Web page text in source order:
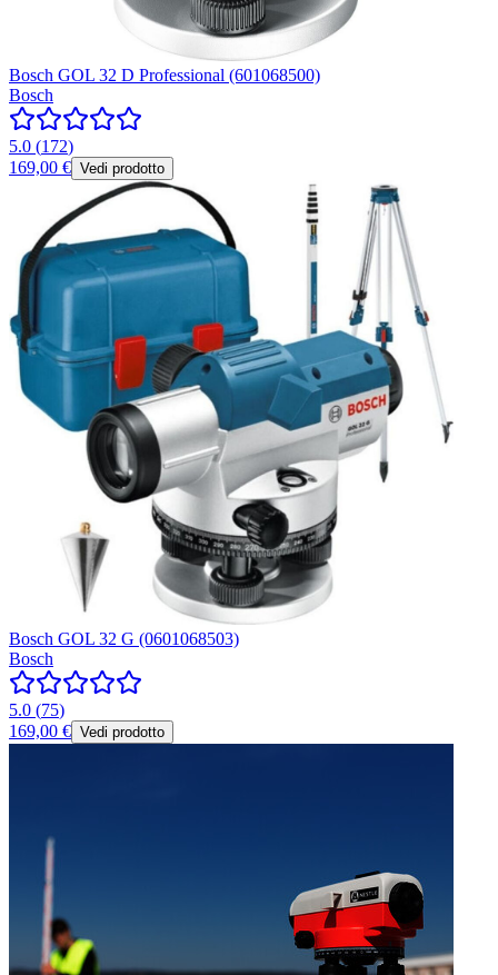
Bosch GOL 32 D Professional (601068500)
Bosch
5.0 (172)
169,00 € Vedi prodotto
Bosch GOL 32 G (0601068503)
Bosch
5.0 (75)
169,00 € Vedi prodotto